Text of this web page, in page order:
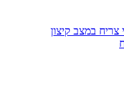
צריח במצב קיצון